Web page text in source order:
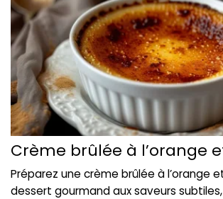
Crème brûlée à l’orange
Préparez une crème brûlée à l’orange
dessert gourmand aux saveurs